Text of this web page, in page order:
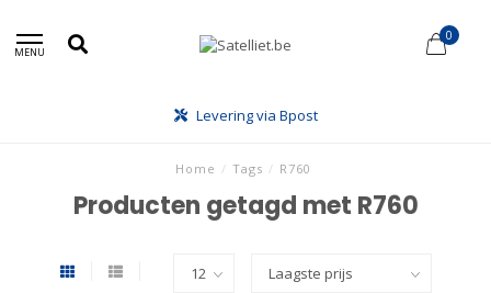
MENU
0
Levering via Bpost
Home / Tags / R760
Producten getagd met R760